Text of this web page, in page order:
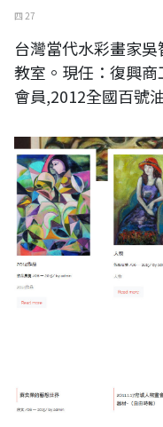
四 27
台灣當代水彩畫家
教室。現任：復興
會員,2012全國百號